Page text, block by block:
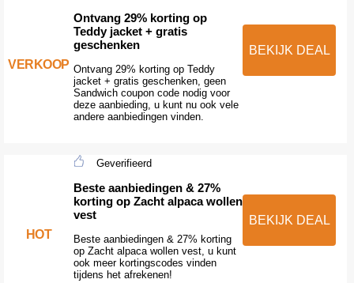
VERKOOP
Ontvang 29% korting op
Teddy jacket + gratis
geschenken
Ontvang 29% korting op Teddy
jacket + gratis geschenken, geen
Sandwich coupon code nodig voor
deze aanbieding, u kunt nu ook vele
andere aanbiedingen vinden.
BEKIJK DEAL
HOT
Geverifieerd
Beste aanbiedingen & 27%
korting op Zacht alpaca wollen
vest
Beste aanbiedingen & 27% korting
op Zacht alpaca wollen vest, u kunt
ook meer kortingscodes vinden
tijdens het afrekenen!
BEKIJK DEAL